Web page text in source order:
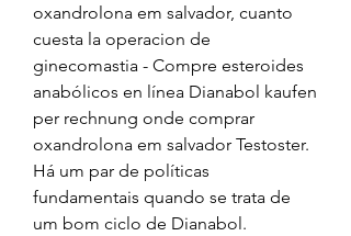
oxandrolona em salvador, cuanto
cuesta la operacion de
ginecomastia - Compre esteroides
anabólicos en línea Dianabol kaufen
per rechnung onde comprar
oxandrolona em salvador Testoster.
Há um par de políticas
fundamentais quando se trata de
um bom ciclo de Dianabol.